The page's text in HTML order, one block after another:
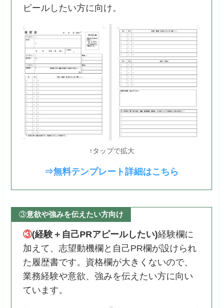
ピールしたい方に向け。
↑タップで拡大
⇒無料テンプレート詳細はこちら
③意欲や強みを伝えたい方向け
③(経験＋自己PRアピールしたい)経験欄に
加えて、志望動機欄と自己PR欄が設けられ
た履歴書です。資格欄が大きくないので、
業務経験や意欲、強みを伝えたい方に向い
ています。